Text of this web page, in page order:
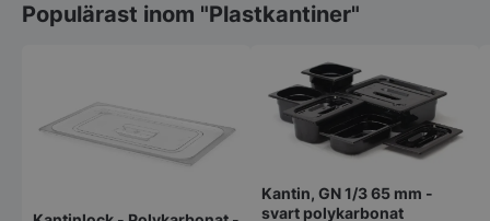
Populärast inom "Plastkantiner"
Kantin, GN 1/3 65 mm -
svart polykarbonat